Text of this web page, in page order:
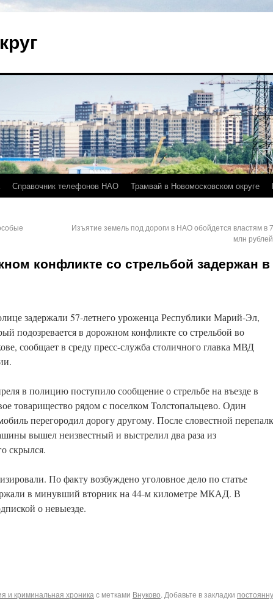
Справочник телефонов НАО Трамвай в Новомосковском округе
Изъятие земель под дороги в НАО обойдется властям в
млн рублей
конфликте со стрельбой задержан в
задержали 57-летнего уроженца Республики Марий-Эл,
подозревается в дорожном конфликте со стрельбой во
сообщает в среду пресс-служба столичного главка МВД
в полицию поступило сообщение о стрельбе на въезде в
товарищество рядом с поселком Толстопальцево. Один
перегородил дорогу другому. После словестной
вышел неизвестный и выстрелил два раза из
скрылся.
По факту возбуждено уголовное дело по статье
в минувший вторник на 44-м километре МКАД. В
о невыезде.
и криминальная хроника с метками Внуково. Добавьте в закладки